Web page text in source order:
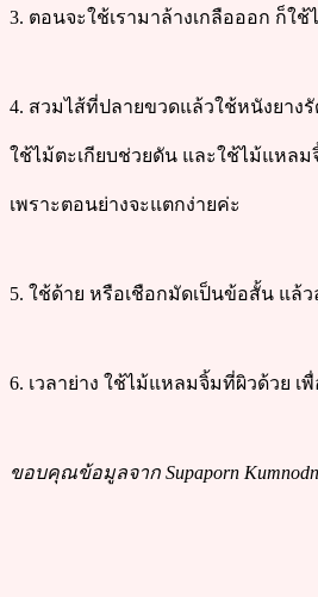
3. ตอนจะใช้เรามาล้างเกลือออก ก็ใ
4. สวมไส้ที่ปลายขวดแล้วใช้หนังยาง
ใช้ไม้ตะเกียบช่วยดัน และใช้ไม้แหล
เพราะตอนย่างจะแตกง่ายค่ะ
5. ใช้ด้าย หรือเชือกมัดเป็นข้อสั้น แล้
6. เวลาย่าง ใช้ไม้แหลมจิ้มที่ผิวด้วย
ขอบคุณข้อมูลจาก Supaporn